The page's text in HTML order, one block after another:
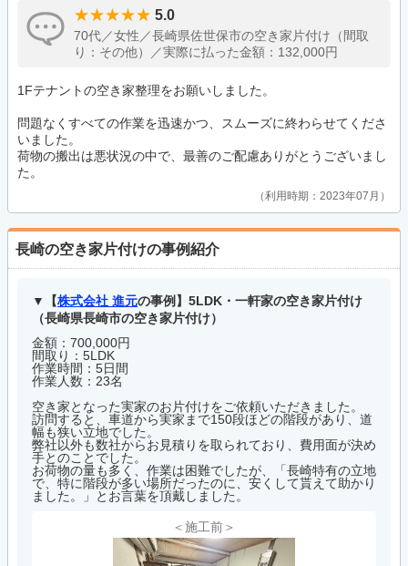
5.0
70代／女性／長崎県佐世保市の空き家片付け（間取
り：その他）／実際に払った金額：132,000円
1Fテナントの空き家整理をお願いしました。
問題なくすべての作業を迅速かつ、スムーズに終わらせてくださ
いました。
荷物の搬出は悪状況の中で、最善のご配慮ありがとうございまし
た。
利用時期：2023年07月
長崎の空き家片付けの事例紹介
【株式会社 進元の事例】5LDK・一軒家の空き家片付け
（長崎県長崎市の空き家片付け）
金額：700,000円
間取り：5LDK
作業時間：5日間
作業人数：23名
空き家となった実家のお片付けをご依頼いただきました。
訪問すると、車道から実家まで150段ほどの階段があり、道
幅も狭い立地でした。
弊社以外も数社からお見積りを取られており、費用面が決め
手とのことでした。
お荷物の量も多く、作業は困難でしたが、「長崎特有の立地
で、特に階段が多い場所だったのに、安くして貰えて助かり
ました。」とお言葉を頂戴しました。
＜施工前＞